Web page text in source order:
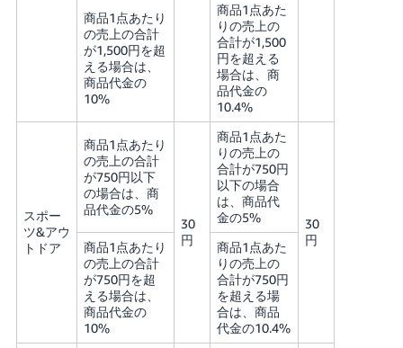
商品1点あたり
の売上の合計
が1,500円を超
える場合は、
商品代金の
10%
商品1点あた
りの売上の
合計が1,500
円を超える
場合は、商
品代金の
10.4%
スポー
ツ&アウ
トドア
商品1点あたり
の売上の合計
が750円以下
の場合は、商
品代金の5%
30
円
商品1点あた
りの売上の
合計が750円
以下の場合
は、商品代
金の5%
30
円
商品1点あたり
の売上の合計
が750円を超
える場合は、
商品代金の
10%
商品1点あた
りの売上の
合計が750円
を超える場
合は、商品
代金の10.4%